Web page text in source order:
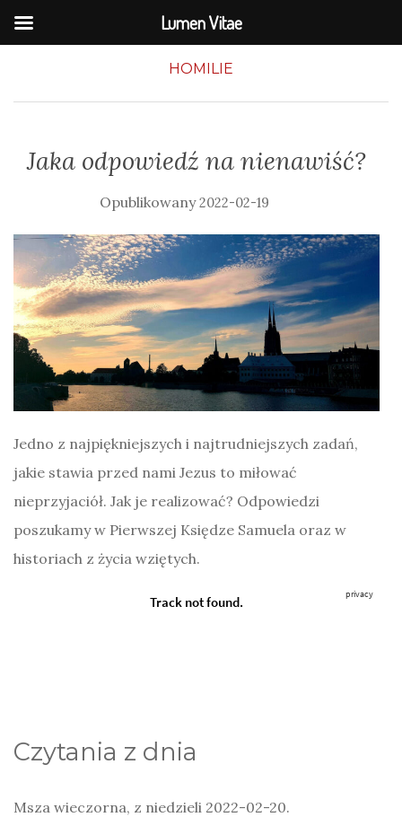
HOMILIE
Jaka odpowiedź na nienawiść?
2022-02-19
Jedno z najpiękniejszych i najtrudniejszych zadań,
jakie stawia przed nami Jezus to miłować
nieprzyjaciół. Jak je realizować? Odpowiedzi
poszukamy w Pierwszej Księdze Samuela oraz w
historiach z życia wziętych.
Czytania z dnia
Msza wieczorna, z niedzieli 2022-02-20.
Lumen Vitae